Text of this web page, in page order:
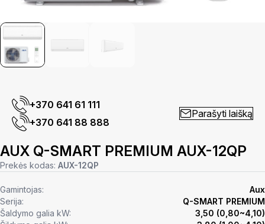
+370 641 61 111
+370 641 88 888
Parašyti laišką
AUX Q-SMART PREMIUM AUX-12QP
Prekės kodas: AUX-12QP
Gamintojas:
Aux
Serija:
Q-SMART PREMIUM
Šaldymo galia kW:
3,50 (0,80~4,10)